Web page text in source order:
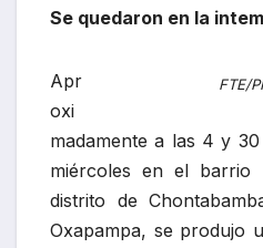
Se quedaron en la
FTE/
Apr
oxi
madamente a las 4 y
miércoles en el barrio
distrito de
Oxapampa, se produjo